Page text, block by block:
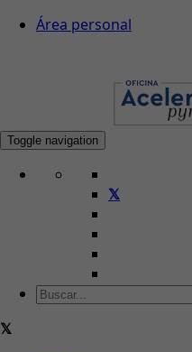
Área personal
Toggle navigation